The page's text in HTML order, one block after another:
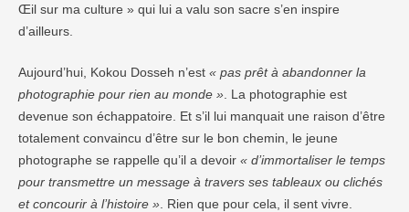
Œil sur ma culture » qui lui a valu son sacre s’en inspire
d’ailleurs.
Aujourd’hui, Kokou Dosseh n’est « pas prêt à abandonner la
photographie pour rien au monde » . La photographie est
devenue son échappatoire. Et s’il lui manquait une raison d’être
totalement convaincu d’être sur le bon chemin, le jeune
photographe se rappelle qu’il a devoir « d’immortaliser le temps
pour transmettre un message à travers ses tableaux ou clichés
et concourir à l’histoire » . Rien que pour cela, il sent vivre.